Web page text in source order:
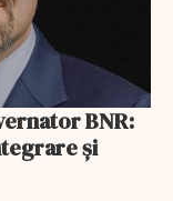
BNR:
și